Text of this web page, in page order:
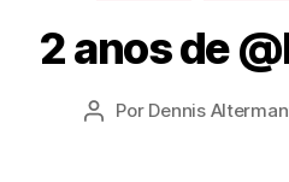
2 anos de
Autor
Por Dennis